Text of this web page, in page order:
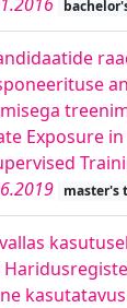
Exposure
master's